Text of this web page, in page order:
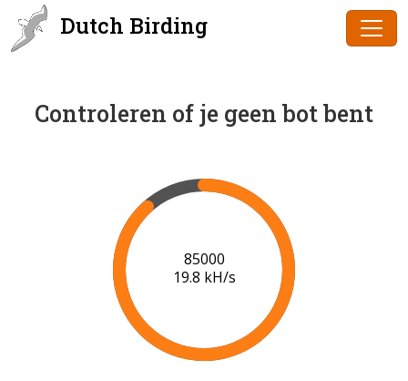
Dutch Birding
Controleren of je geen bot bent
87000
19.9 kH/s